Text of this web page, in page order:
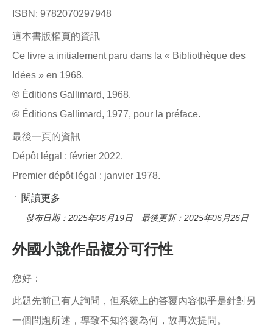
ISBN: 9782070297948
這本書版權頁的資訊
Ce livre a initialement paru dans la « Bibliothèque des
Idées » en 1968.
© Éditions Gallimard, 1968.
© Éditions Gallimard, 1977, pour la préface.
最後一頁的資訊
Dépôt légal : février 2022.
Premier dépôt légal : janvier 1978.
閱讀更多
發布日期：2025年06月19日 最後更新：2025年06月26日
外國小說作品複分可行性
您好：
此題先前已有人詢問，但系統上的答覆內容似乎是針對另
一個問題所述，導致不知答覆為何，故再次提問。